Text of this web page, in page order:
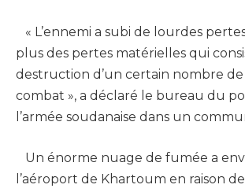
« L’ennemi a subi de lourdes
plus des pertes matérielles qui
destruction d’un certain nombre
combat », a déclaré le bureau du
l’armée soudanaise dans un
Un énorme nuage de fumée a
l’aéroport de Khartoum en raison